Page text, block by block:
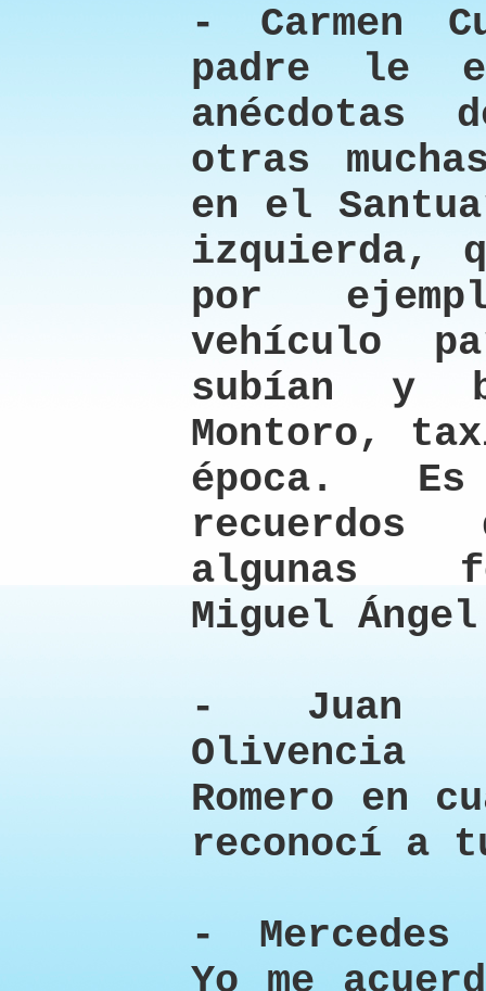
- Carmen
padre le
otras
en el
izquierda,
por
vehículo
subían y
Montoro,
época.
algunas
Miguel
- Juan
Olivencia
Romero en
reconocí a
- Mercedes
Yo me